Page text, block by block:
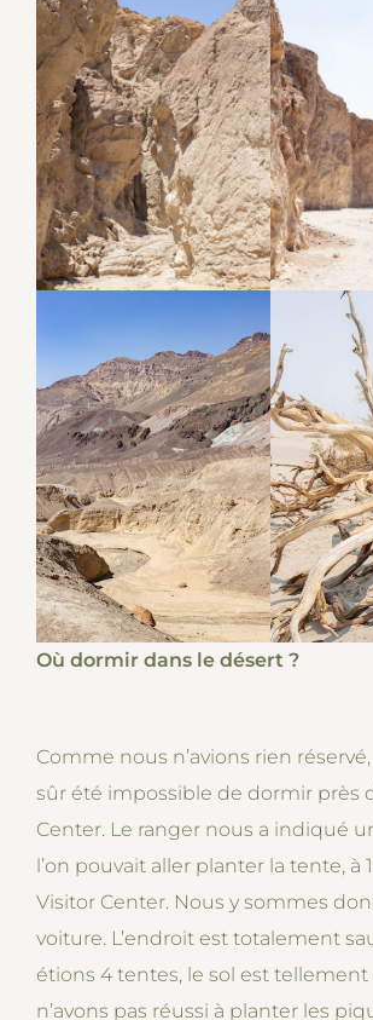
Où dormir dans le désert ?
Comme nous n’avions rien
sûr été impossible de dormir près
Center. Le ranger nous a indiqué
l’on pouvait aller planter la tente, à
Visitor Center. Nous y sommes
voiture. L’endroit est totalement
étions 4 tentes, le sol est
n’avons pas réussi à planter les